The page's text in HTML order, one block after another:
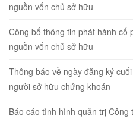
nguồn vốn chủ sở hữu
Công bố thông tin phát hành cổ
nguồn vốn chủ sở hữu
Thông báo về ngày đăng ký
người sở hữu chứng khoán
Báo cáo tình hình quản trị Công